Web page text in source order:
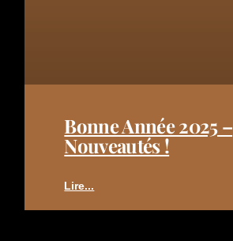
Bonne Année 2025 –
Nouveautés !
Lire...